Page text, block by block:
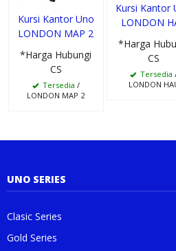
Kursi Kantor Uno
LONDON MAP 2
*Harga Hubungi
CS
Tersedia /
LONDON MAP 2
Kursi Kantor
LONDON
*Harga
CS
Tersedia
LONDON
UNO SERIES
Clasic Series
Gold Series